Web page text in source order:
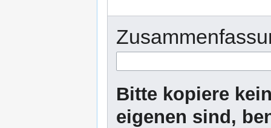
Bitte kopiere
eigenen sind,